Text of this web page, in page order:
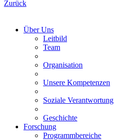
Zurück
Über Uns
Leitbild
Team
Organisation
Unsere Kompetenzen
Soziale Verantwortung
Geschichte
Forschung
Programmbereiche